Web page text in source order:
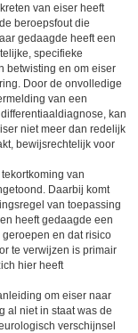
van eiser heeft
beroepsfout die
gedaagde heeft een
specifieke
betwisting en om eiser
Door de onvolledige
van een
kan
niet meer dan redelijk
bewijsrechtelijk voor
van
Daarbij komt
van toepassing
heeft gedaagde een
en dat risico
te verwijzen is primair
hier heeft
om eiser naar
al niet in staat was de
verschijnsel